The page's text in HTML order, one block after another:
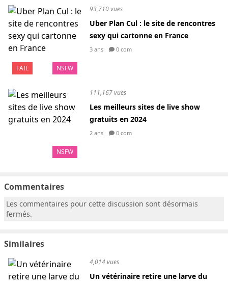
FAIL NSFW
93,710 vues
Uber Plan Cul : le site de rencontres
sexy qui cartonne en France
3 ans 0 com
NSFW
111,167 vues
Les meilleurs sites de live show
gratuits en 2024
2 ans 0 com
Commentaires
Les commentaires pour cette discussion sont désormais
fermés.
Similaires
4,014 vues
Un vétérinaire retire une larve du